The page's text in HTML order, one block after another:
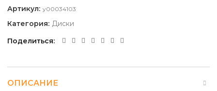
Артикул: y00034103
Категория: Диски
Поделиться
ОПИСАНИЕ